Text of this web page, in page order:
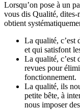
Lorsqu’on pose à un
vous dis Qualité,
obtient
La qualité, c’est
et qui satisfont
La qualité, c’est
revues pour
fonctionnement.
La qualité, ils
petite bête, à
nous imposer